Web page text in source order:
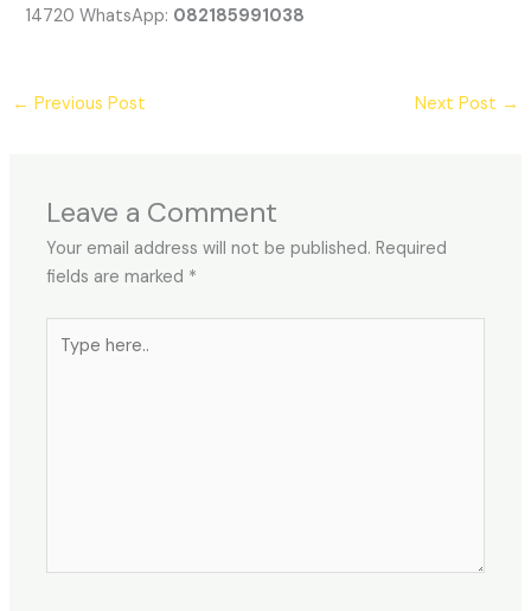
14720 WhatsApp: 082185991038
← Previous Post Next Post →
Leave a Comment
Your email address will not be published. Required
fields are marked *
here..